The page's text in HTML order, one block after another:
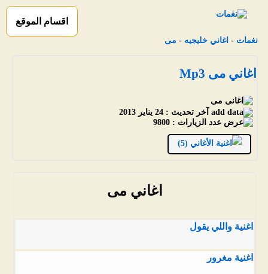
اقسام الموقع
نغمات - اغاني خليجيه - مى
اغاني مى Mp3
آخر تحديث : 24 يناير 2013
عدد الزيارات : 9800
الأغاني (5)
اغاني مى
اغنية واللي يقول
اغنية مغرور